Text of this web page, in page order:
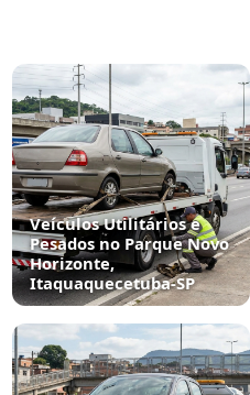
Veículos Utilitários e
Pesados no Parque Novo
Horizonte,
Itaquaquecetuba‑SP